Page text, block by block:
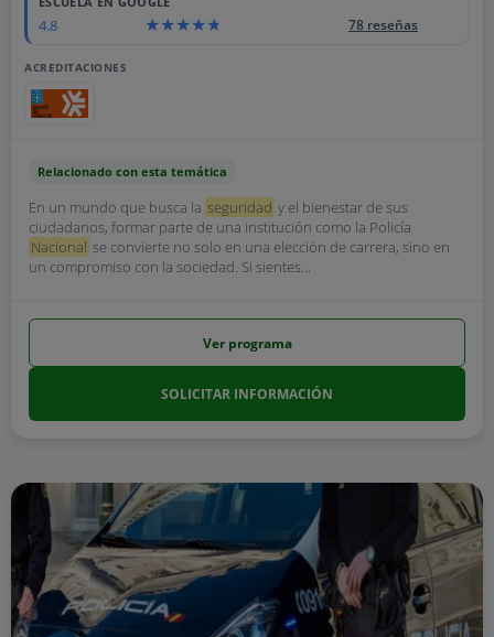
4.8 78 reseñas
ACREDITACIONES
Relacionado con esta temática
En un mundo que busca la seguridad y el bienestar de sus
ciudadanos, formar parte de una institución como la Policía
Nacional se convierte no solo en una elección de carrera, sino en
un compromiso con la sociedad. Si sientes...
Ver programa
SOLICITAR INFORMACIÓN